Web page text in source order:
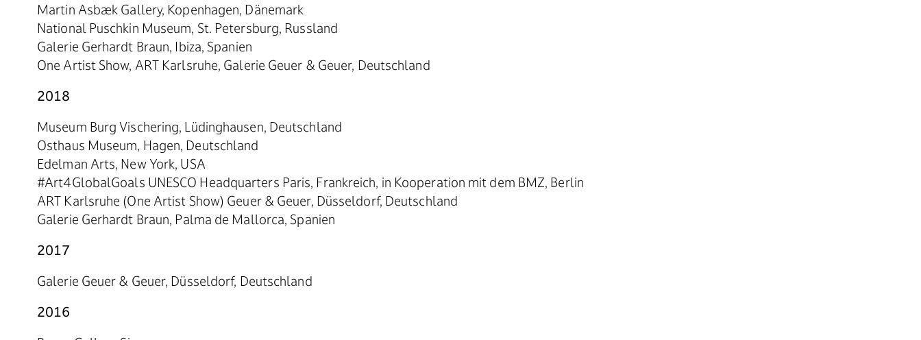
Martin Asbæk Gallery, Kopenhagen, Dänemark
National Puschkin Museum, St. Petersburg, Russland
Galerie Gerhardt Braun, Ibiza, Spanien
One Artist Show, ART Karlsruhe, Galerie Geuer & Geuer, Deutschland
2018
Museum Burg Vischering, Lüdinghausen, Deutschland
Osthaus Museum, Hagen, Deutschland
Edelman Arts, New York, USA
#Art4GlobalGoals UNESCO Headquarters Paris, Frankreich, in Kooperation mit dem BMZ, Berlin
ART Karlsruhe (One Artist Show) Geuer & Geuer, Düsseldorf, Deutschland
Galerie Gerhardt Braun, Palma de Mallorca, Spanien
2017
Galerie Geuer & Geuer, Düsseldorf, Deutschland
2016